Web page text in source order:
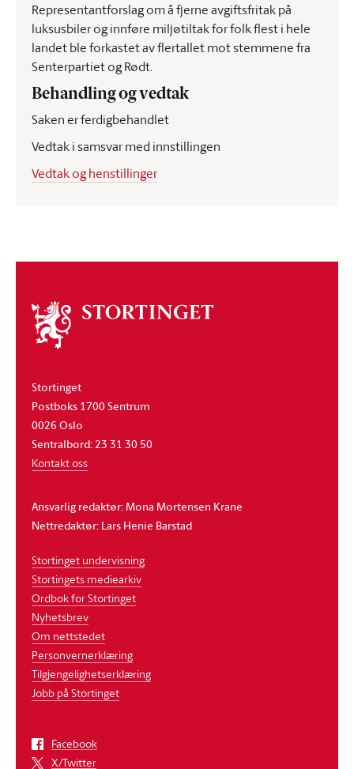
Representantforslag om å fjerne avgiftsfritak på
luksusbiler og innføre miljøtiltak for folk flest i hele
landet ble forkastet av flertallet mot stemmene fra
Senterpartiet og Rødt.
Behandling og vedtak
Saken er ferdigbehandlet
Vedtak i samsvar med innstillingen
Vedtak og henstillinger
Om
stortinget
Stortinget
Postboks 1700 Sentrum
0026 Oslo
Sentralbord: 23 31 30 50
Kontakt oss
Ansvarlig redaktør: Mona Mortensen Krane
Nettredaktør: Lars Henie Barstad
Stortinget undervisning
Stortingets mediearkiv
Ordbok for Stortinget
Nyhetsbrev
Om nettstedet
Personvernerklæring
Tilgjengelighetserklæring
Jobb på Stortinget
Facebook
X/Twitter